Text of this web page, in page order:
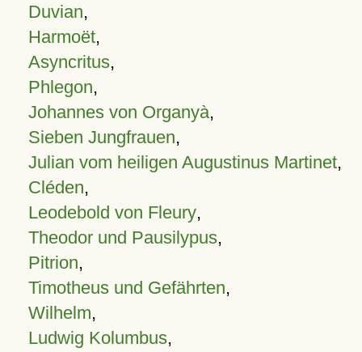
Duvian,
Harmoët,
Asyncritus,
Phlegon,
Johannes von Organyà,
Sieben Jungfrauen,
Julian vom heiligen Augustinus Martinet,
Cléden,
Leodebold von Fleury,
Theodor und Pausilypus,
Pitrion,
Timotheus und Gefährten,
Wilhelm,
Ludwig Kolumbus,